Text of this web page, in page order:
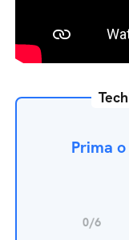
Prima